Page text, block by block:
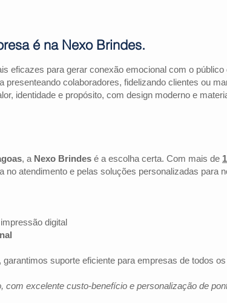
eficazes para gerar conexão emocional com o
colaboradores, fidelizando clientes ou
identidade e propósito, com design moderno e
, a Nexo Brindes é a escolha certa. Com mais de
no atendimento e pelas soluções personalizadas para
digital
, garantimos suporte eficiente para empresas de todos
excelente custo-benefício e personalização de
é na Nexo Brindes.